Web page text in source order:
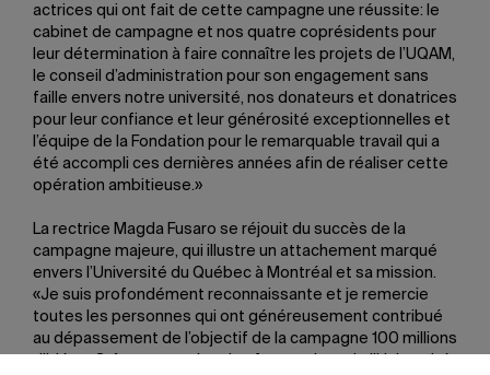
actrices qui ont fait de cette campagne une réussite: le
cabinet de campagne et nos quatre coprésidents pour
leur détermination à faire connaître les projets de l’UQAM,
le conseil d’administration pour son engagement sans
faille envers notre université, nos donateurs et donatrices
pour leur confiance et leur générosité exceptionnelles et
l’équipe de la Fondation pour le remarquable travail qui a
été accompli ces dernières années afin de réaliser cette
opération ambitieuse.»
La rectrice Magda Fusaro se réjouit du succès de la
campagne majeure, qui illustre un attachement marqué
envers l’Université du Québec à Montréal et sa mission.
«Je suis profondément reconnaissante et je remercie
toutes les personnes qui ont généreusement contribué
au dépassement de l’objectif de la campagne 100 millions